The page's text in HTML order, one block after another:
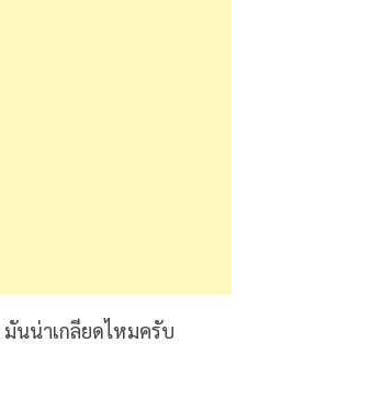
นน่าเกลียดไหมครับ